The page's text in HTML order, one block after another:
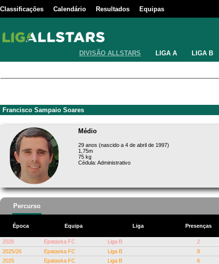
Classificações Calendário Resultados Equipas
DIVISÃO ALLSTARS LIGA A LIGA B
Francisco Sampaio Soares
Médio
29 anos (nascido a 4 de abril de 1997)
1,75m
75 kg
Cédula: Administrativo
Percurso
Época Equipa Liga Presenças
2026 Epataska FC Liga B
2
2025/26
Epataska FC Liga B
8
2025
Epataska FC Liga B
6